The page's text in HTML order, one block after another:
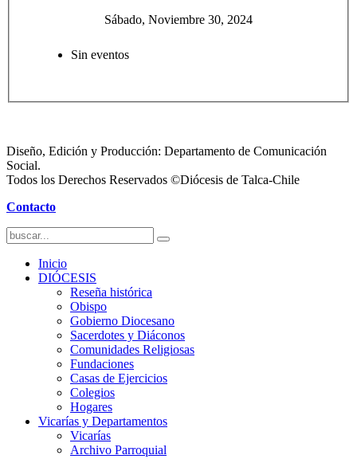
Sábado, Noviembre 30, 2024
Sin eventos
Diseño, Edición y Producción: Departamento de Comunicación
Social.
Todos los Derechos Reservados ©Diócesis de Talca-Chile
Contacto
Inicio
DIÓCESIS
Reseña histórica
Obispo
Gobierno Diocesano
Sacerdotes y Diáconos
Comunidades Religiosas
Fundaciones
Casas de Ejercicios
Colegios
Hogares
Vicarías y Departamentos
Vicarías
Archivo Parroquial